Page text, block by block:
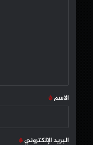
*
الاسم*
البريد الإلكتروني*